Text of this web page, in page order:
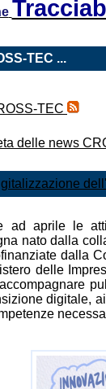
TEC ...
TEC
delle news
ad aprile le
nato dalla
dalla
delle
digitale,